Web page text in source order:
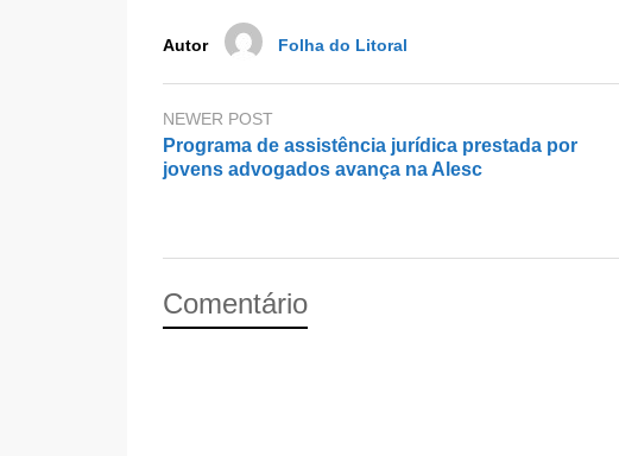
k
Autor Folha do Litoral
NEWER POST
Programa de assistência jurídica prestada por
jovens advogados avança na Alesc
Comentário